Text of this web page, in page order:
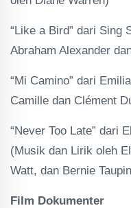
“Like a Bird” dari Sing
Abraham Alexander
“Mi Camino” dari
Camille dan Clément
“Never Too Late” dari
(Musik dan Lirik oleh
Watt, dan Bernie
Film Dokumenter